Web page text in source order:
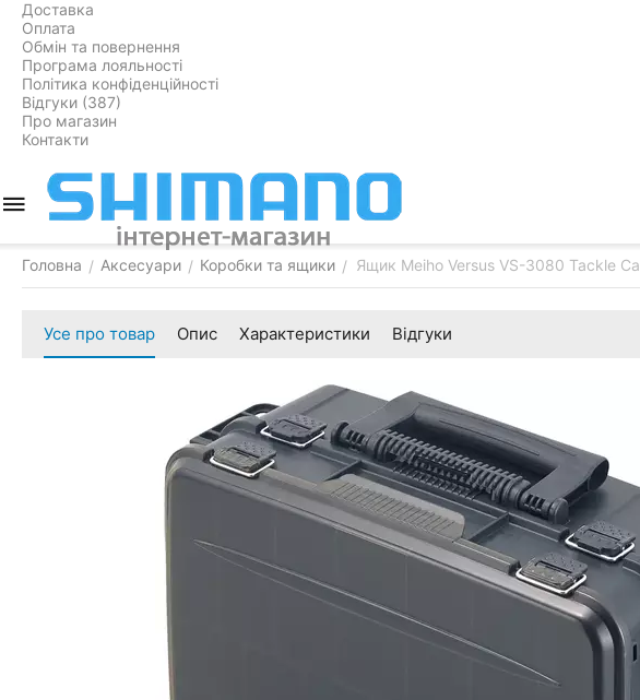
Доставка
Оплата
Обмін та повернення
Програма лояльності
Політика конфіденційності
Відгуки (387)
Про магазин
Контакти
Головна / Аксесуари / Коробки та ящики / Ящик Meiho Versus VS-3080 Tackle
Усе про товар Опис Характеристики Відгуки